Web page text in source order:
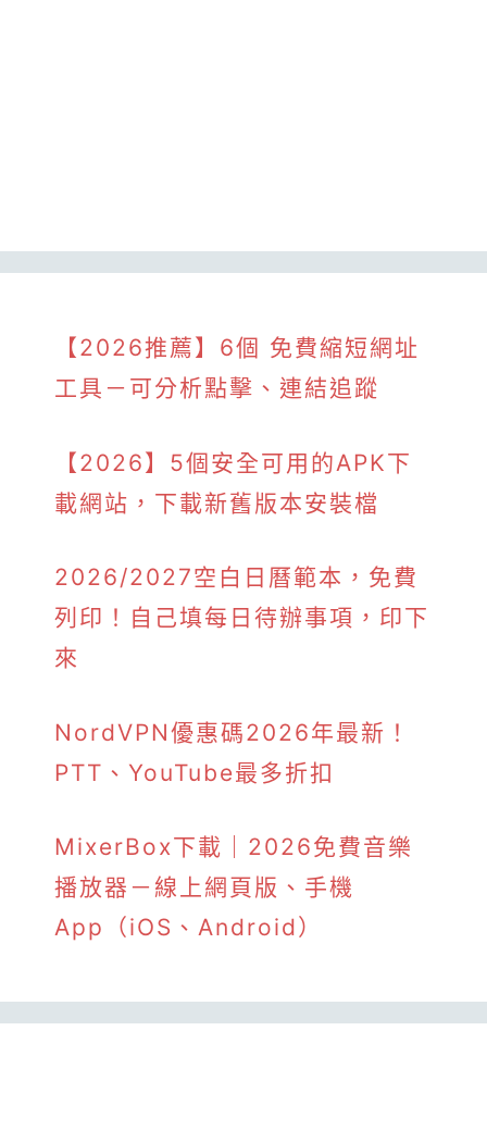
【2026推薦】6個 免費縮短網址
工具－可分析點擊、連結追蹤
【2026】5個安全可用的APK下
載網站，下載新舊版本安裝檔
2026/2027空白日曆範本，免費
列印！自己填每日待辦事項，印下
來
NordVPN優惠碼2026年最新！
PTT、YouTube最多折扣
MixerBox下載｜2026免費音樂
播放器－線上網頁版、手機
App（iOS、Android）